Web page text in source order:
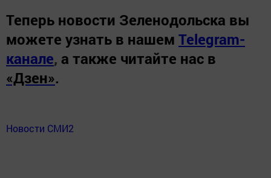
Теперь новости Зеленодольска вы
можете узнать в нашем Telegram-
канале, а также читайте нас в
«Дзен».
Новости СМИ2